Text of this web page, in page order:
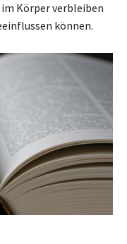
Körper verbleiben
können.